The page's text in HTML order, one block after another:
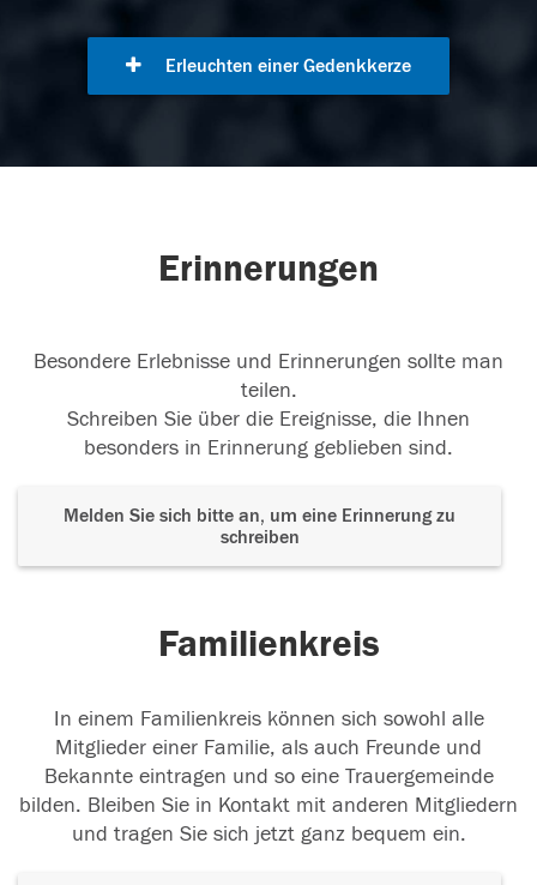
Erleuchten einer Gedenkkerze
Erinnerungen
Besondere Erlebnisse und Erinnerungen sollte man
teilen.
Schreiben Sie über die Ereignisse, die Ihnen
besonders in Erinnerung geblieben sind.
Melden Sie sich bitte an, um eine Erinnerung zu
schreiben
Familienkreis
In einem Familienkreis können sich sowohl alle
Mitglieder einer Familie, als auch Freunde und
Bekannte eintragen und so eine Trauergemeinde
bilden. Bleiben Sie in Kontakt mit anderen Mitgliedern
und tragen Sie sich jetzt ganz bequem ein.